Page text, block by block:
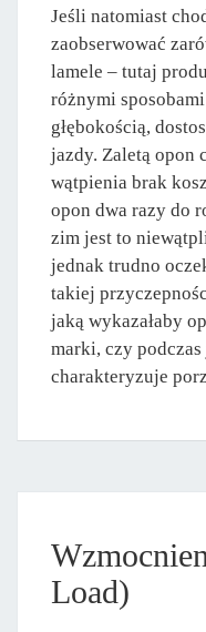
Jeśli natomiast
zaobserwować
lamele – tutaj
różnymi
głębokością,
jazdy. Zaletą opon
wątpienia brak
opon dwa razy do
zim jest to
jednak trudno
takiej
jaką wykazałaby
marki, czy
charakteryzuje
Load)